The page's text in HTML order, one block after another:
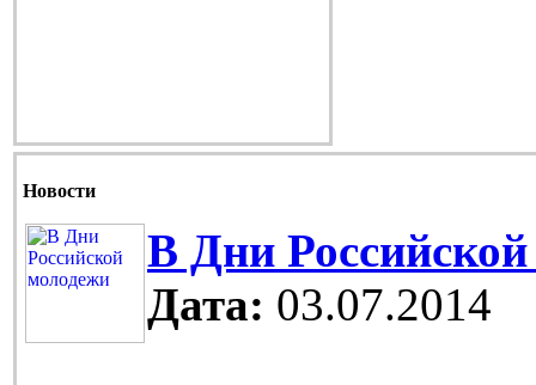
Новости
В Дни
Дата: 03.07.2014